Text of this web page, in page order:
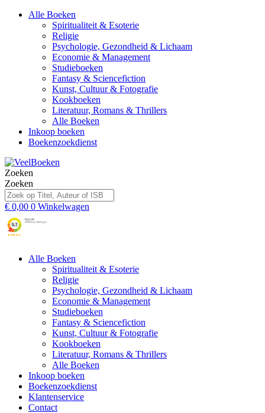
Alle Boeken
Spiritualiteit & Esoterie
Religie
Psychologie, Gezondheid & Lichaam
Economie & Management
Studieboeken
Fantasy & Sciencefiction
Kunst, Cultuur & Fotografie
Kookboeken
Literatuur, Romans & Thrillers
Alle Boeken
Inkoop boeken
Boekenzoekdienst
Zoeken
Zoeken
€ 0,00 0 Winkelwagen
Alle Boeken
Spiritualiteit & Esoterie
Religie
Psychologie, Gezondheid & Lichaam
Economie & Management
Studieboeken
Fantasy & Sciencefiction
Kunst, Cultuur & Fotografie
Kookboeken
Literatuur, Romans & Thrillers
Alle Boeken
Inkoop boeken
Boekenzoekdienst
Klantenservice
Contact